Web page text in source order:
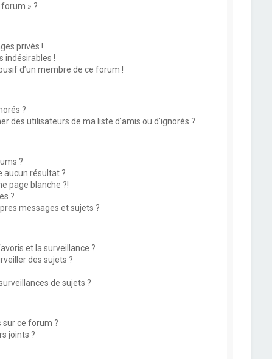
forum » ?
privés !
indésirables !
d’un membre de ce forum !
?
des utilisateurs de ma liste d’amis ou d’ignorés ?
?
aucun résultat ?
page blanche ?!
?
messages et sujets ?
et la surveillance ?
des sujets ?
de sujets ?
sur ce forum ?
joints ?